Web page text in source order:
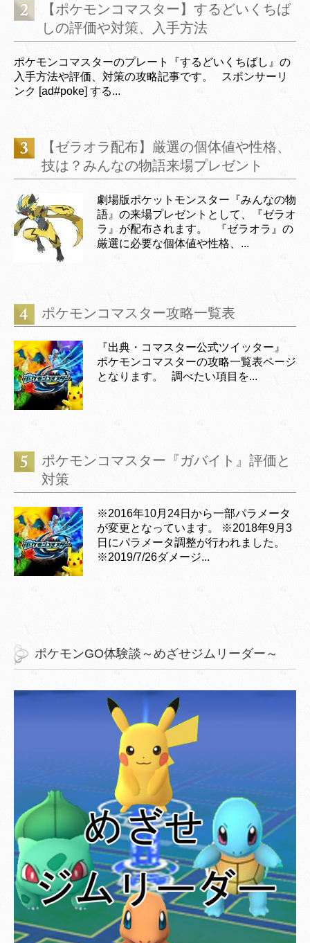
【ポケモンコマスター】するどいくちば
しの評価や対策、入手方法
ポケモンコマスターのプレート『するどいくちばし』の
入手方法や評価、対策の攻略記事です。 スポンサーリ
ンク [ad#poke] する...
【ゼラオラ配布】厳選の個体値や性格、
技は？みんなの物語来場プレゼント
劇場版ポケットモンスター『みんなの物
語』の来場プレゼントとして、『ゼラオ
ラ』が配布されます。 『ゼラオラ』の
厳選に必要な個体値や性格、...
ポケモンコマスター攻略一覧表
『出典・コマスター公式ツイッター』
ポケモンコマスターの攻略一覧表ページ
となります。 調べたい項目を...
ポケモンコマスター『ガバイト』評価と
対策
※2016年10月24日から一部パラメータ
が変更となっています。 ※2018年9月3
日にパラメータ調整が行われました。
※2019/7/26ダメージ...
ポケモンGO体験談～めざせジムリーダー～